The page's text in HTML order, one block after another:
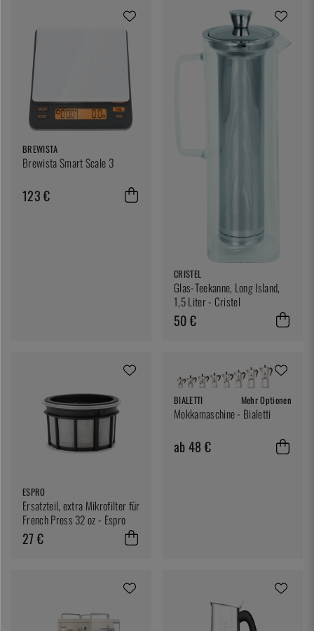
BREWISTA
Brewista Smart Scale 3
123 €
CRISTEL
Glas-Teekanne, Long Island,
1,5 Liter - Cristel
50 €
ESPRO
Ersatzteil, extra Mikrofilter für
French Press 32 oz - Espro
27 €
BIALETTI Mehr Optionen
Mokkamaschine - Bialetti
ab 48 €